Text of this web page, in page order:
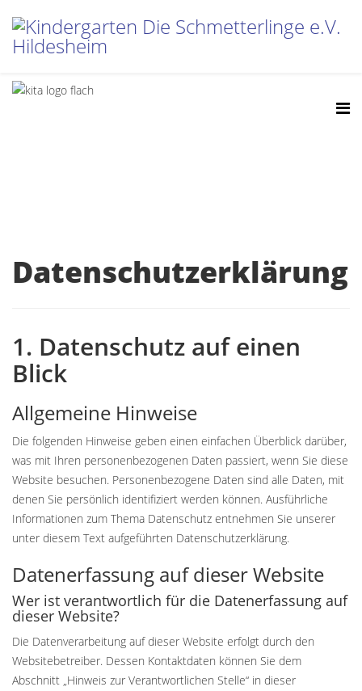
Datenschutzerklärung
1. Datenschutz auf einen
Blick
Allgemeine Hinweise
Die folgenden Hinweise geben einen einfachen Überblick darüber,
was mit Ihren personenbezogenen Daten passiert, wenn Sie diese
Website besuchen. Personenbezogene Daten sind alle Daten, mit
denen Sie persönlich identifiziert werden können. Ausführliche
Informationen zum Thema Datenschutz entnehmen Sie unserer
unter diesem Text aufgeführten Datenschutzerklärung.
Datenerfassung auf dieser Website
Wer ist verantwortlich für die Datenerfassung auf
dieser Website?
Die Datenverarbeitung auf dieser Website erfolgt durch den
Websitebetreiber. Dessen Kontaktdaten können Sie dem
Abschnitt „Hinweis zur Verantwortlichen Stelle“ in dieser